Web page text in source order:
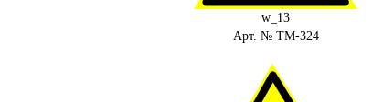
w_13
Арт. № ТМ-324